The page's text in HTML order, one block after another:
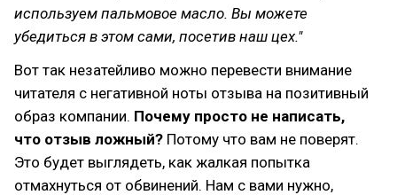
используем пальмовое масло. Вы можете
убедиться в этом сами, посетив наш цех."
Вот так незатейливо можно перевести внимание
читателя с негативной ноты отзыва на позитивный
образ компании. Почему просто не написать,
что отзыв ложный? Потому что вам не поверят.
Это будет выглядеть, как жалкая попытка
отмахнуться от обвинений. Нам с вами нужно,